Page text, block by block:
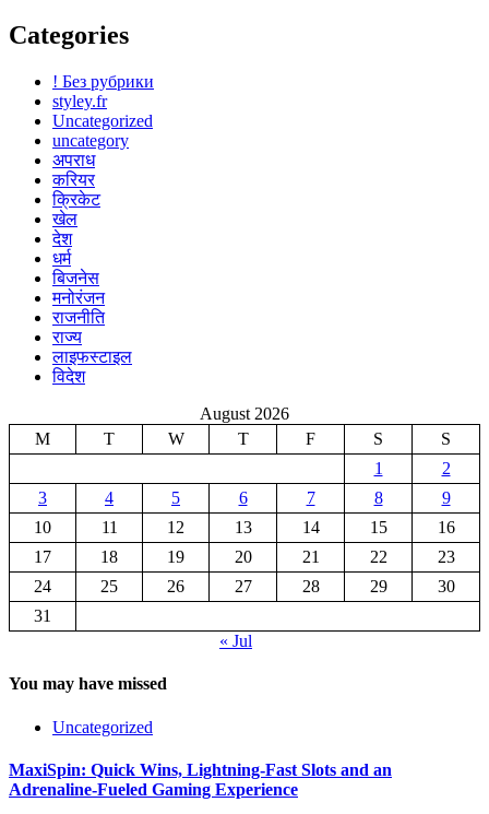
Categories
! Без рубрики
styley.fr
Uncategorized
uncategory
अपराध
करियर
क्रिकेट
खेल
देश
धर्म
बिजनेस
मनोरंजन
राजनीति
राज्य
लाइफस्टाइल
विदेश
August 2026
M
T W T F S
S
1
2
3
4 5 6 7 8
9
10
11 12 13 14 15
16
17
18 19 20 21 22
23
24
25 26 27 28 29
30
31
« Jul
You may have missed
Uncategorized
MaxiSpin: Quick Wins, Lightning‑Fast Slots and an
Adrenaline‑Fueled Gaming Experience